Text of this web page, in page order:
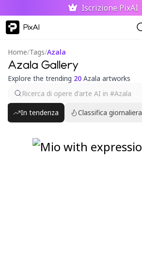
Iscrizione PixAI
PixAI
Home/Tags/Azala
Azala Gallery
Explore the trending 20 Azala artworks
In tendenza Classifica giornaliera